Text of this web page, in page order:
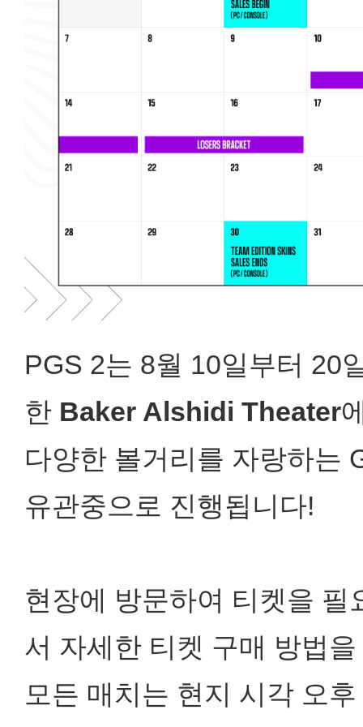
PGS 2는 8월 10일부터 20
한 Baker Alshidi Theater
다양한 볼거리를 자랑하는
유관중으로 진행됩니다!
현장에 방문하여 티켓을
서 자세한 티켓 구매 방법
모든 매치는 현지 시각 오